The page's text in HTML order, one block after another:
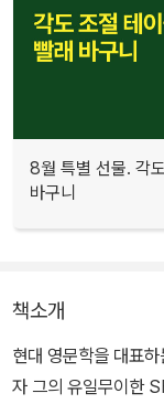
8월 특별 선물. 각
바구니
책소개
현대 영문학을 대표
자 그의 유일무이한